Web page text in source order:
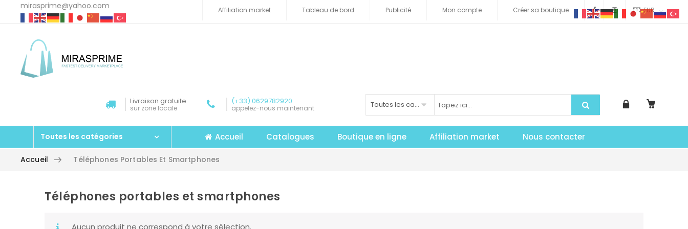
mirasprime@yahoo.com EUR
Affiliation market Tableau de bord Publicité Mon compte Créer sa boutique
Livraison gratuite
sur zone locale
(+33) 0629782920
appelez-nous maintenant Toutes les catégories
Toutes les catégories Accueil Catalogues Boutique en ligne Affiliation market Nous contacter
Accueil Téléphones Portables Et Smartphones
Aller au contenu
Téléphones portables et smartphones
Aucun produit ne correspond à votre sélection.